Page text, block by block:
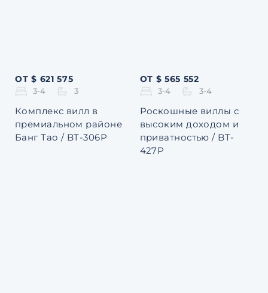
ОТ $ 621 575
3-4 3
Комплекс вилл в
премиальном районе
Банг Тао / BT-306P
ОТ $ 565 552
3-4 3-4
Роскошные виллы с
высоким доходом и
приватностью / BT-
427P